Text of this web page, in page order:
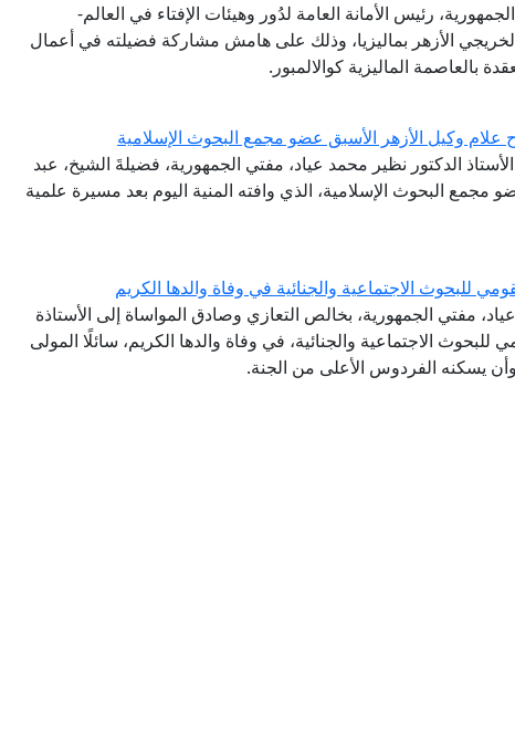
رئيس الأمانة العامة لدُور وهيئات الإفتاء في العالم-
الأزهر بماليزيا، وذلك على هامش مشاركة فضيلته في أعمال
بالعاصمة الماليزية كوالالمبور.
علام وكيل الأزهر الأسبق عضو مجمع البحوث الإسلامية
الدكتور نظير محمد عياد، مفتي الجمهورية، فضيلةَ الشيخ، عبد
مجمع البحوث الإسلامية، الذي وافته المنية اليوم بعد مسيرة علمية
للبحوث الاجتماعية والجنائية في وفاة والدها الكريم
مفتي الجمهورية، بخالص التعازي وصادق المواساة إلى الأستاذة
الاجتماعية والجنائية، في وفاة والدها الكريم، سائلًا المولى
يسكنه الفردوس الأعلى من الجنة.